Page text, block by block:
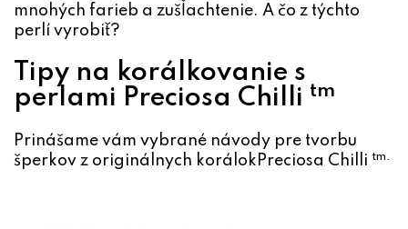
mnohých farieb a zušľachtenie. A čo z týchto
perlí vyrobiť?
Tipy na korálkovanie s
perlami Preciosa Chilli tm
Prinášame vám vybrané návody pre tvorbu
šperkov z originálnych korálok Preciosa Chilli tm.